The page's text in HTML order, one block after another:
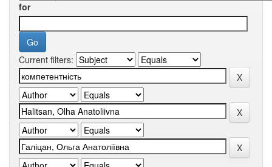
for
Current filters: